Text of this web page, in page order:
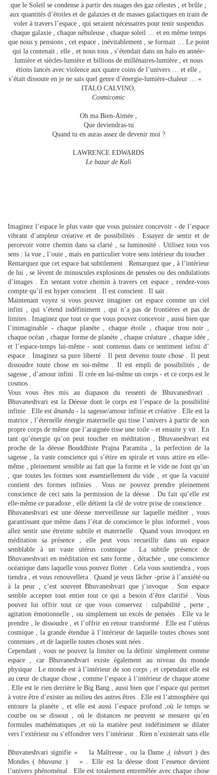
que le Soleil se condense à partir des nuages des gaz célestes , et brûle ;
aux quantités d’étoiles et de galaxies et de masses galactiques en train de
voler à travers l’espace , qui seraient nécessaires pour tenir suspendus
chaque galaxie , chaque nébuleuse , chaque soleil … et en même temps
que nous y pensions , cet espace , inévitablement , se formait … Le point
qui la contenait , elle , et nous tous , s’étendait dans un halo en année-
lumière et siècles-lumière et billions de millénaires-lumière , et nous
étions lancés avec violence aux quatre coins de l’univers … et elle ,
s’était dissoute en je ne sais quel genre d’énergie-lumière-chaleur … «
ITALO CALVINO,
Cosmicomic
Oh ma Bien-Aimée ,
Que deviendras-tu
Quand tu en auras assez de devenir moi ?
LAWRENCE EDWARDS
Le bazar de Kali
Imaginez l’espace le plus vaste que vous puissiez concevoir - de l’espace
vibrant d’ampleur créative et de possibilités . Essayez de sentir et de
percevoir votre chemin dans sa clarté , sa luminosité . Utilisez tous vos
sens : la vue , l’ouie , mais en particulier votre sens intérieur du toucher .
Remarquez que cet espace bat subtilement . Remarquez que , à l’intérieur
de lui , se lèvent de minuscules explosions de pensées ou des ondulations
d’images . En sentant votre chemin à travers cet espace , rendez-vous
compte qu’il est hyper conscient . Il est conscient . Il sait .
Maintenant voyez si vous pouvez imaginer cet espace comme un ciel
infini , qui s’étend indéfiniment , qui n’a pas de frontières et pas de
limites . Imaginez que tout ce que vous pouvez concevoir , aussi bien que
l’inimaginable - chaque planète , chaque étoile , chaque trou noir ,
chaque océan , chaque forme de planète , chaque créature , chaque idée ,
et l’espace-temps lui-même - sont contenus dans ce sentiment infini d’
espace . Imaginez sa pure liberté . Il peut devenir toute chose . Il peut
dissoudre toute chose en soi-même . Il est empli de possibilités , de
sagesse , d’amour infini . Il crée en lui-même un corps - et ce corps est le
cosmos .
Vous vous êtes mis au diapason du ressenti de Bhuvaneshvari .
Bhuvaneshvari est la Déesse dont le corps est l’espace de la possibilité
infinie . Elle estânanda- la sagesse/amour infinie et créative . Elle est la
matrice , l’éternelle énergie maternelle qui tisse l’univers à partir de son
propre corps de même que l’araignée tisse une toile - et ensuite y vit . En
tant qu’énergie qu’on peut toucher en méditation , Bhuvaneshvari est
proche de la déesse Bouddhiste Prajna Paramita , la perfection de la
sagesse , la vaste conscience qui s’étire en spirale et vous attire en elle-
même , pleinement sensible au fait que la forme et le vide ne font qu’un
, que toutes les formes sont essentiellement du vide , et que la vacuité
contient des formes infinies . Vous ne pouvez prendre pleinement
conscience de ceci sans la permission de la déesse . Du fait qu’elle est
elle-même ce paradoxe , elle détient la clé de votre prise de conscience .
Bhuvaneshvari est une déesse merveilleuse sur laquelle méditer , vous
garantissant que même dans l’état de conscience le plus informel , vous
allez sentir une étreinte subtile et maternelle . Quand vous invoquez en
méditation sa présence , elle peut vous recueillir dans un espace
semblable à un vaste utérus cosmique . La subtile présence de
Bhuvaneshvari en méditation est sans forme , détachée , une conscience
océanique dans laquelle vous pouvez flotter . Cela vous soutiendra , vous
tiendra , et vous renouvellera . Quand je veux lâcher -prise à l’anxiété ou
à la peur , c’est souvent Bhuvaneshvari que j’invoque . Son espace
semble accepter tout entier tout ce qui a besoin d’être clarifié . Vous
pouvez lui offrir tout ce que vous conservez : culpabilité , perte ,
agitation émotionnelle , ou simplement un excès de pensées . Elle va le
prendre , le dissoudre , et l’offrir en retour transformé . Elle est l’utérus
cosmique , la grande étendue à l’intérieur de laquelle toutes choses sont
contenues , et de laquelle toutes choses sont nées .
Cependant , vous ne pouvez la limiter ou la définir simplement comme
espace , car Bhuvaneshvari existe également au niveau du monde
physique . Le monde est à l’intérieur de son corps , et cependant elle est
au cœur de chaque chose , comme l’espace à l’intérieur de chaque atome
. Elle est le rien derrière le Big Bang , aussi bien que l’espace qui permet
à votre être d’exister au milieu des autres êtres . Elle est l’atmosphère qui
entoure la planète , et elle est aussi l’espace profond ,où le temps se
courbe ou se dissout , où le distances ne peuvent se mesurer qu’en
formules mathématiques ,et où la matière peut indéfiniment se dilater
vers l’extérieur ou s’effondrer vers l’intérieur . Rien n’existerait sans elle
.
Bhuvaneshvari signifie « la Maîtresse , ou la Dame ,( ishvari ) des
Mondes (bhuvana ) » . Elle est la déesse dont l’essence devient
l’univers phénoménal . Elle est totalement entremêlée avec chaque chose